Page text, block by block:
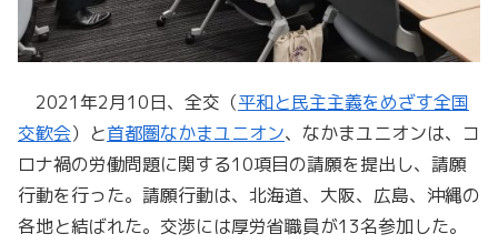
2021年2月10日、全交（平和と民主主義をめざす全国
交歓会）と首都圏なかまユニオン、なかまユニオンは、コ
ロナ禍の労働問題に関する10項目の請願を提出し、請願
行動を行った。請願行動は、北海道、大阪、広島、沖縄の
各地と結ばれた。交渉には厚労省職員が13名参加した。